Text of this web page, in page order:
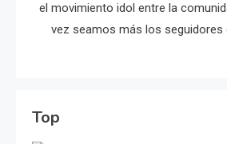
el movimiento idol entre la
vez seamos más los seguidores
Top